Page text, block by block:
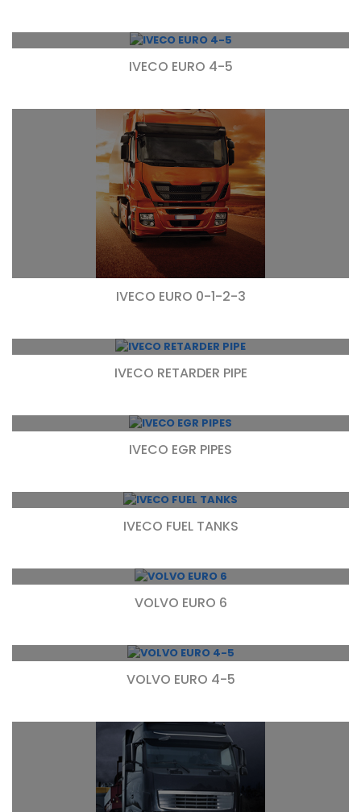
IVECO EURO 4-5
IVECO EURO 0-1-2-3
IVECO RETARDER PIPE
IVECO EGR PIPES
IVECO FUEL TANKS
VOLVO EURO 6
VOLVO EURO 4-5